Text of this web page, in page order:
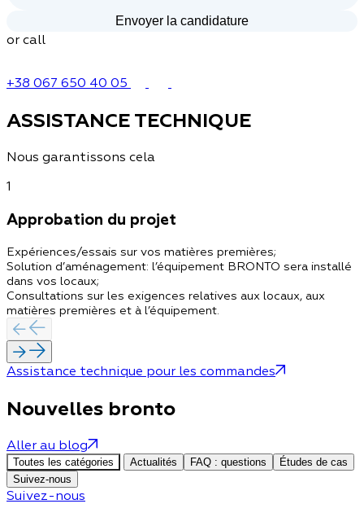
or call
+38 067 650 40 05
ASSISTANCE TECHNIQUE
Nous garantissons cela
1
Approbation du projet
Expériences/essais sur vos matières premières;
Solution d’aménagement: l’équipement BRONTO sera installé
dans vos locaux;
Consultations sur les exigences relatives aux locaux, aux
matières premières et à l’équipement.
Assistance technique pour les commandes
Nouvelles bronto
Aller au blog
Toutes les catégories Actualités FAQ : questions
Études de cas
Suivez-nous
Suivez-nous